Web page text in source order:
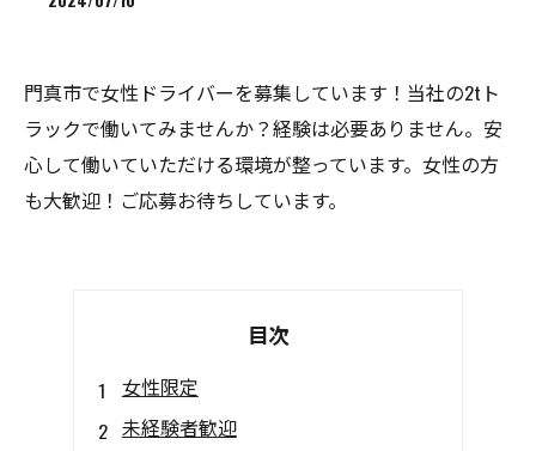
門真市で女性ドライバーを募集しています！当社の2tト
ラックで働いてみませんか？経験は必要ありません。安
心して働いていただける環境が整っています。女性の方
も大歓迎！ご応募お待ちしています。
目次
女性限定
未経験者歓迎